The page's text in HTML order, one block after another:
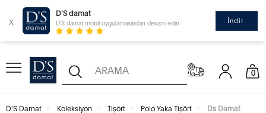
x
D'S damat
D'S damat mobil uygulamasından devam edin İndir
0
D'S Damat Koleksiyon Tişört Polo Yaka Tişört
Ds Damat